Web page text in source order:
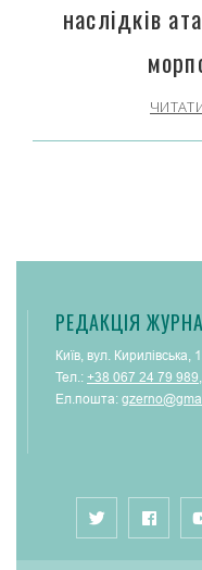
наслідків
РЕДАКЦІЯ
Київ, вул. Кирилівська,
Тел.: +38 067 24 79 989,
Ел.пошта: